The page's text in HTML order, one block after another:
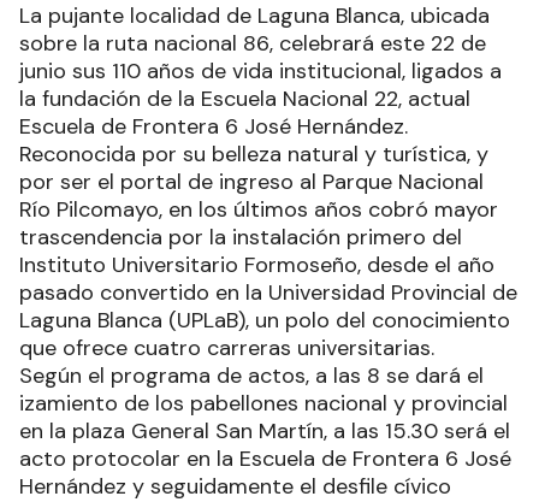
La pujante localidad de Laguna Blanca, ubicada
sobre la ruta nacional 86, celebrará este 22 de
junio sus 110 años de vida institucional, ligados a
la fundación de la Escuela Nacional 22, actual
Escuela de Frontera 6 José Hernández.
Reconocida por su belleza natural y turística, y
por ser el portal de ingreso al Parque Nacional
Río Pilcomayo, en los últimos años cobró mayor
trascendencia por la instalación primero del
Instituto Universitario Formoseño, desde el año
pasado convertido en la Universidad Provincial de
Laguna Blanca (UPLaB), un polo del conocimiento
que ofrece cuatro carreras universitarias.
Según el programa de actos, a las 8 se dará el
izamiento de los pabellones nacional y provincial
en la plaza General San Martín, a las 15.30 será el
acto protocolar en la Escuela de Frontera 6 José
Hernández y seguidamente el desfile cívico